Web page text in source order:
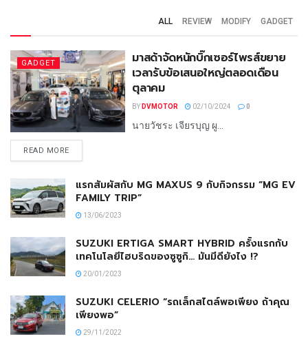
ALL REVIEW MODIFY GADGET
GADGET
มาสด้าจัดหนักบิ๊กเซอร์ไพรส์ขยาย
เวลารับข้อเสนอใหญ่ตลอดเดือน
ตุลาคม
BY DVMOTOR 02/10/2024 0
นายวัชระ เจียรบุญ ผู...
READ MORE
แรกสัมผัสกับ MG MAXUS 9 กับกิจกรรม “MG EV
FAMILY TRIP”
13/06/2023
SUZUKI ERTIGA SMART HYBRID ครั้งแรกกับ
เทคโนโลยีไฮบริดของซูซูกิ… มันมีดียังไง !?
20/01/2023
SUZUKI CELERIO “รถเล็กสไตล์พอเพียง ถ้าคุณ
เพียงพอ”
29/11/2022